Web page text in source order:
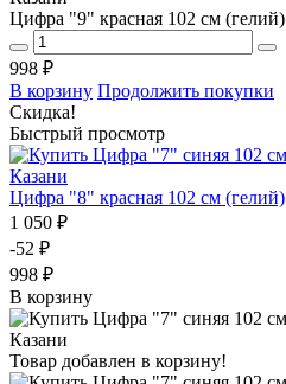
Цифра "9" красная 102 см (гелий)
998 ₽
В корзину Продолжить покупки
Скидка!
Быстрый просмотр
Цифра "8" красная 102 см (гелий)
1 050 ₽
-52 ₽
998 ₽
В корзину
Товар добавлен в корзину!